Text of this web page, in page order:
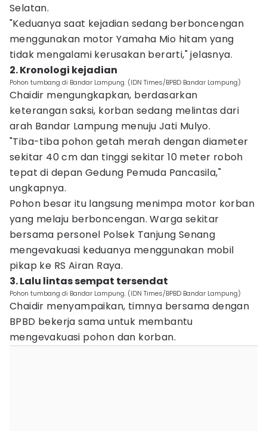
Selatan.
"Keduanya saat kejadian sedang berboncengan
menggunakan motor Yamaha Mio hitam yang
tidak mengalami kerusakan berarti," jelasnya.
2. Kronologi kejadian
Pohon tumbang di Bandar Lampung. (IDN Times/BPBD Bandar Lampung)
Chaidir mengungkapkan, berdasarkan
keterangan saksi, korban sedang melintas dari
arah Bandar Lampung menuju Jati Mulyo.
"Tiba-tiba pohon getah merah dengan diameter
sekitar 40 cm dan tinggi sekitar 10 meter roboh
tepat di depan Gedung Pemuda Pancasila,"
ungkapnya.
Pohon besar itu langsung menimpa motor korban
yang melaju berboncengan. Warga sekitar
bersama personel Polsek Tanjung Senang
mengevakuasi keduanya menggunakan mobil
pikap ke RS Airan Raya.
3. Lalu lintas sempat tersendat
Pohon tumbang di Bandar Lampung. (IDN Times/BPBD Bandar Lampung)
Chaidir menyampaikan, timnya bersama dengan
BPBD bekerja sama untuk membantu
mengevakuasi pohon dan korban.